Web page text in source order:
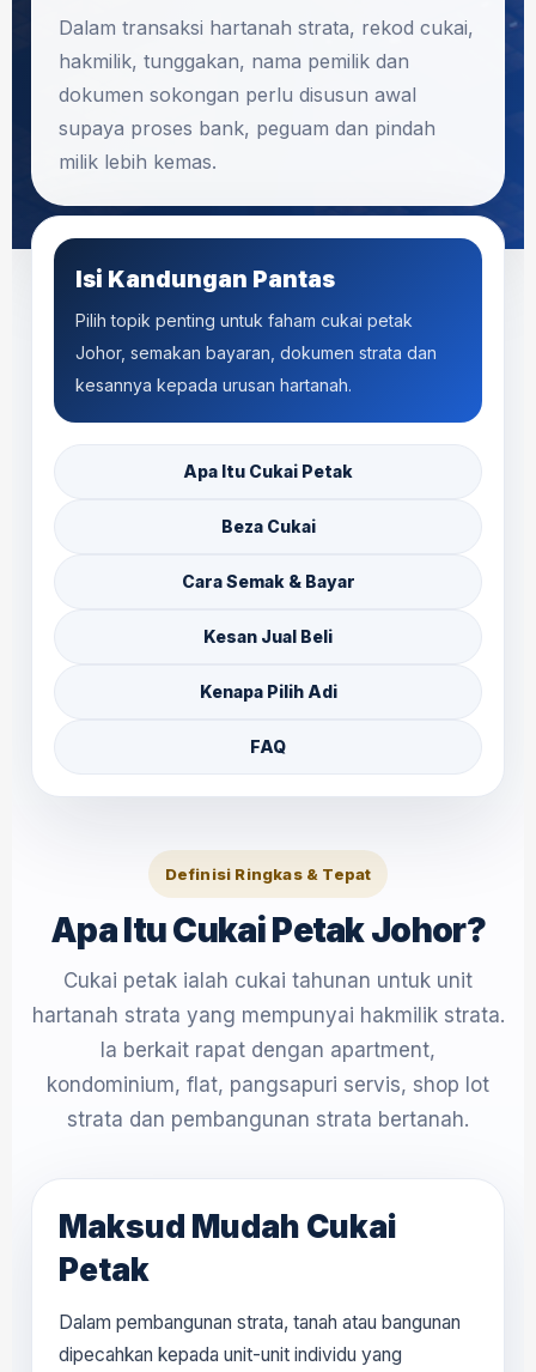
Dalam transaksi hartanah strata, rekod cukai,
hakmilik, tunggakan, nama pemilik dan
dokumen sokongan perlu disusun awal
supaya proses bank, peguam dan pindah
milik lebih kemas.
Isi Kandungan Pantas
Pilih topik penting untuk faham cukai petak
Johor, semakan bayaran, dokumen strata dan
kesannya kepada urusan hartanah.
Apa Itu Cukai Petak
Beza Cukai
Cara Semak & Bayar
Kesan Jual Beli
Kenapa Pilih Adi
FAQ
Definisi Ringkas & Tepat
Apa Itu Cukai Petak Johor?
Cukai petak ialah cukai tahunan untuk unit
hartanah strata yang mempunyai hakmilik strata.
Ia berkait rapat dengan apartment,
kondominium, flat, pangsapuri servis, shop lot
strata dan pembangunan strata bertanah.
Maksud Mudah Cukai
Petak
Dalam pembangunan strata, tanah atau bangunan
dipecahkan kepada unit-unit individu yang